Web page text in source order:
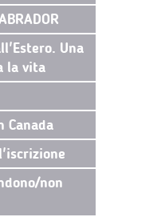
Una
la vita
Canada
non